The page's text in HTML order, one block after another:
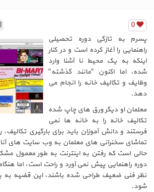
0
پسرم به تازگی دوره تحصیلی
راهنمایی را آغاز کرده است و در کنار
اینکه به یک محیط نا آشنا وارد
شده، اما اکنون "مانند گذشته"
وظایف و تکالیف خانه را انجام می
دهد.
معلمان او دیگر ورق های چاپ شده
تکالیف خانه را به خانه ها نمی
فرستند و دانش آموزان باید برای بارگیری تکالیف،
تماشای سخنرانی های معلمان به وب سایت های
حالی است که رفتن به اینترنت به طور معمول
دوره راهنمایی پیش نمی آورد و راحت است، اما
نظر فنی ضعیف طراحی شده باشند، این قضیه
شود.